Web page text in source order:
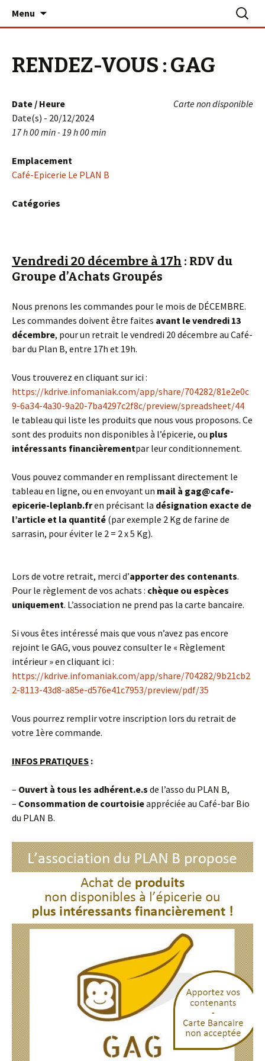
Le PLAN B – La Turballe
Menu
RENDEZ-VOUS : GAG
Carte non disponible
Date / Heure
Date(s) - 20/12/2024
17 h 00 min - 19 h 00 min
Emplacement
Café-Epicerie Le PLAN B
Catégories
Vendredi 20 décembre à 17h : RDV du
Groupe d’Achats Groupés
Nous prenons les commandes pour le mois de DÉCEMBRE.
Les commandes doivent être faites avant le vendredi 13
décembre, pour un retrait le vendredi 20 décembre au Café-
bar du Plan B, entre 17h et 19h.
Vous trouverez en cliquant sur ici :
https://kdrive.infomaniak.com/app/share/704282/81e2e0c
9-6a34-4a30-9a20-7ba4297c2f8c/preview/spreadsheet/44
le tableau qui liste les produits que nous vous proposons. Ce
sont des produits non disponibles à l’épicerie, ou plus
intéressants financièrementpar leur conditionnement.
Vous pouvez commander en remplissant directement le
tableau en ligne, ou en envoyant un mail à gag@cafe-
epicerie-leplanb.fren précisant la désignation exacte de
l’article et la quantité (par exemple 2 Kg de farine de
sarrasin, pour éviter le 2 = 2 x 5 Kg).
Lors de votre retrait, merci d’apporter des contenants.
Pour le règlement de vos achats : chèque ou espèces
uniquement. L’association ne prend pas la carte bancaire.
Si vous êtes intéressé mais que vous n’avez pas encore
rejoint le GAG, vous pouvez consulter le « Règlement
intérieur » en cliquant ici :
https://kdrive.infomaniak.com/app/share/704282/9b21cb2
2-8113-43d8-a85e-d576e41c7953/preview/pdf/35
Vous pourrez remplir votre inscription lors du retrait de
votre 1ère commande.
INFOS PRATIQUES :
– Ouvert à tous les adhérent.e.s de l’asso du PLAN B,
– Consommation de courtoisieappréciée au Café-bar Bio
du PLAN B.